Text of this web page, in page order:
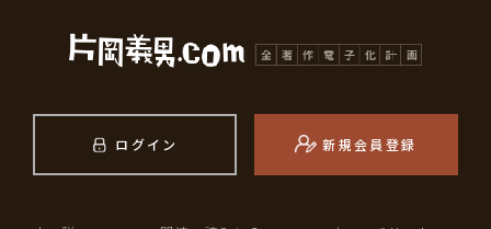
ログイン 新規会員登録